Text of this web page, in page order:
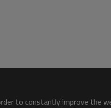
to constantly improve the